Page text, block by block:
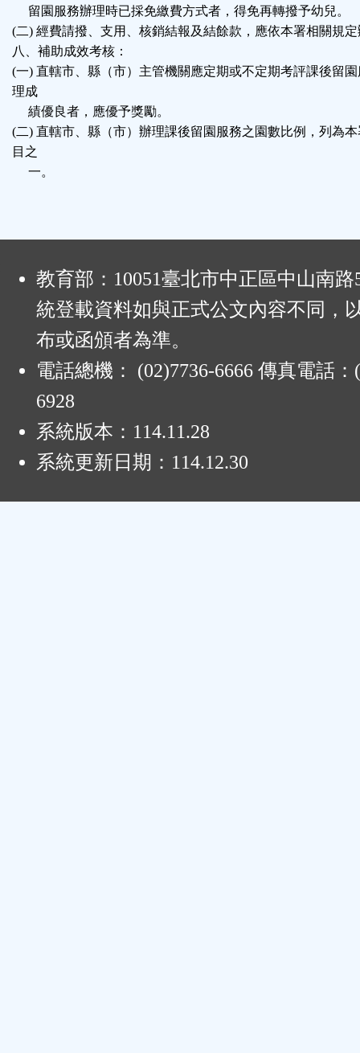
留園服務辦理時已採免繳費方式者，得免再轉撥予幼兒。
(二) 經費請撥、支用、核銷結報及結餘款，應依本署相關規
八、補助成效考核：
(一) 直轄市、縣（市）主管機關應定期或不定期考評課後留
理成
績優良者，應優予獎勵。
(二) 直轄市、縣（市）辦理課後留園服務之園數比例，列為
目之
一。
教育部：10051臺北市中正區中山南
統登載資料如與正式公文內容不同，
布或函頒者為準。
電話總機： (02)7736-6666 傳真電話：
6928
系統版本： 114.11.28
系統更新日期： 114.12.30